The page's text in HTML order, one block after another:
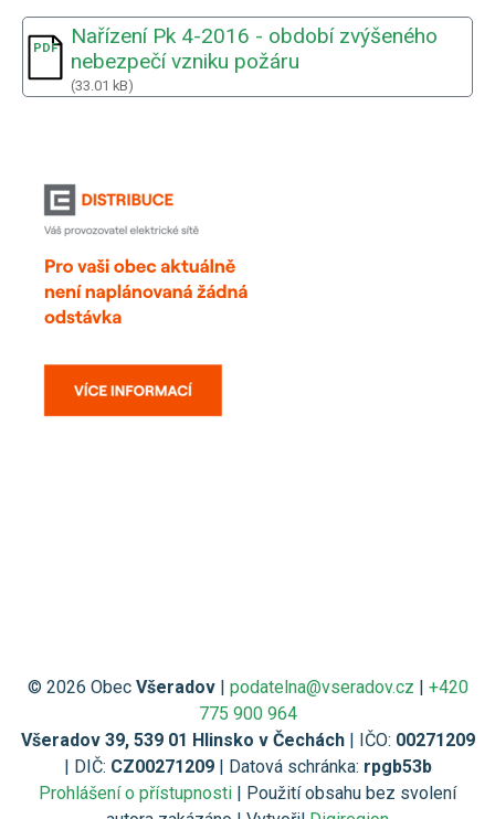
Nařízení Pk 4-2016 - období zvýšeného
nebezpečí vzniku požáru
(33.01 kB)
© 2026 Obec Všeradov| podatelna@vseradov.cz | +420
775 900 964
Všeradov 39, 539 01 Hlinsko v Čechách| IČO: 00271209
| DIČ: CZ00271209| Datová schránka: rpgb53b
Prohlášení o přístupnosti | Použití obsahu bez svolení